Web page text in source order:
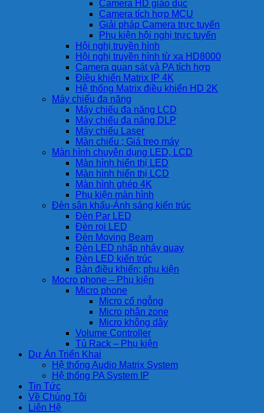
Camera HD giáo dục
Camera tích hợp MCU
Giải pháp Camera trực tuyến
Phụ kiện hội nghị trực tuyến
Hội nghị truyền hình
Hội nghị truyền hình từ xa HD8000
Camera quan sát và PA tích hợp
Điều khiển Matrix IP 4K
Hệ thống Matrix điều khiển HD 2K
Máy chiếu đa năng
Máy chiếu đa năng LCD
Máy chiếu đa năng DLP
Máy chiếu Laser
Màn chiếu ; Giá treo máy
Màn hình chuyên dụng LED, LCD
Màn hình hiển thị LED
Màn hình hiển thị LCD
Màn hình ghép 4K
Phụ kiện màn hình
Đèn sân khấu-Ánh sáng kiến trúc
Đèn Par LED
Đèn rọi LED
Đèn Moving Beam
Đèn LED nhấp nháy quay
Đèn LED kiến trúc
Bàn điều khiển; phụ kiện
Mocro phone – Phụ kiện
Micro phone
Micro cổ ngỗng
Micro phân zone
Micro không dây
Volume Controller
Tủ Rack – Phụ kiện
Dự Án Triển Khai
Hệ thống Audio Matrix System
Hệ thống PA System IP
Tin Tức
Về Chúng Tôi
Liên Hệ